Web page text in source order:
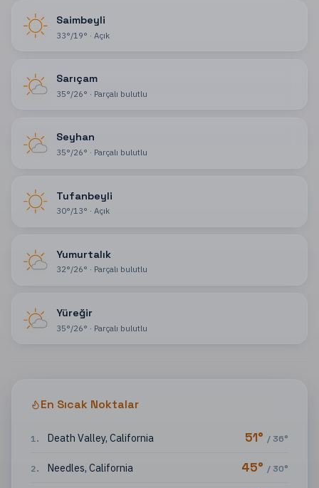
Saimbeyli
33°/19° · Açık
Sarıçam
35°/26° · Parçalı bulutlu
Seyhan
35°/26° · Parçalı bulutlu
Tufanbeyli
30°/13° · Açık
Yumurtalık
32°/26° · Parçalı bulutlu
Yüreğir
35°/26° · Parçalı bulutlu
En Sıcak Noktalar
1 . Death Valley, California 51° / 36°
2. Needles, California 45° / 30°